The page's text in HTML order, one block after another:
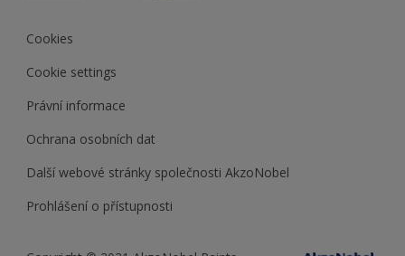
Cookies
Cookie settings
Právní informace
Ochrana osobních dat
Další webové stránky společnosti AkzoNobel
Prohlášení o přístupnosti